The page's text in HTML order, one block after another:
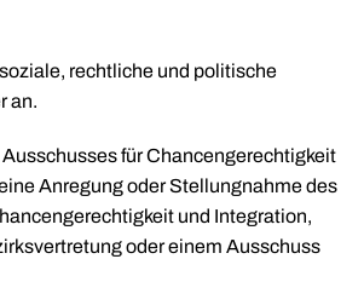
rechtliche und politische
an.
für Chancengerechtigkeit
Anregung oder Stellungnahme des
und Integration,
oder einem Ausschuss